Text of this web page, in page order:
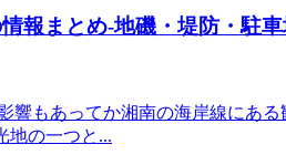
報まとめ-地磯・堤防・駐
響もあってか湘南の海岸線にあ
地の一つと...